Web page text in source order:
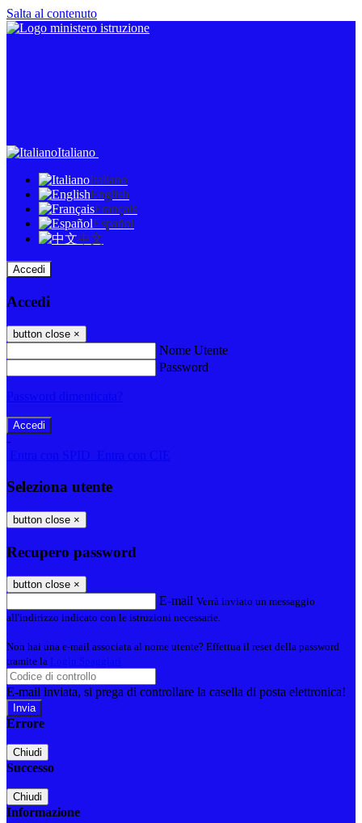
Salta al contenuto
Italiano
Italiano
English
Français
Español
中文
Accedi
Accedi
button close ×
Nome Utente
Password
-
Seleziona utente
button close ×
Recupero password
button close ×
E-mail Verrà inviato un messaggio
all'indirizzo indicato con le istruzioni necessarie.
Non hai una e-mail associata al nome utente? Effettua il reset della password
tramite la
E-mail inviata, si prega di controllare la casella di posta elettronica!
Errore
Chiudi
Successo
Chiudi
Informazione